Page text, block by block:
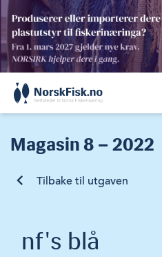
Skip
content
Magasin 8 – 2022
Tilbake til utgaven
nf's blå